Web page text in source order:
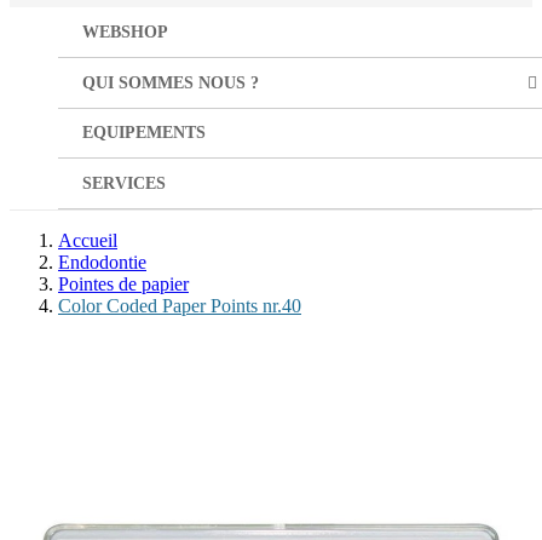
WEBSHOP
QUI SOMMES NOUS ?
EQUIPEMENTS
SERVICES
Accueil
Endodontie
Pointes de papier
Color Coded Paper Points nr.40